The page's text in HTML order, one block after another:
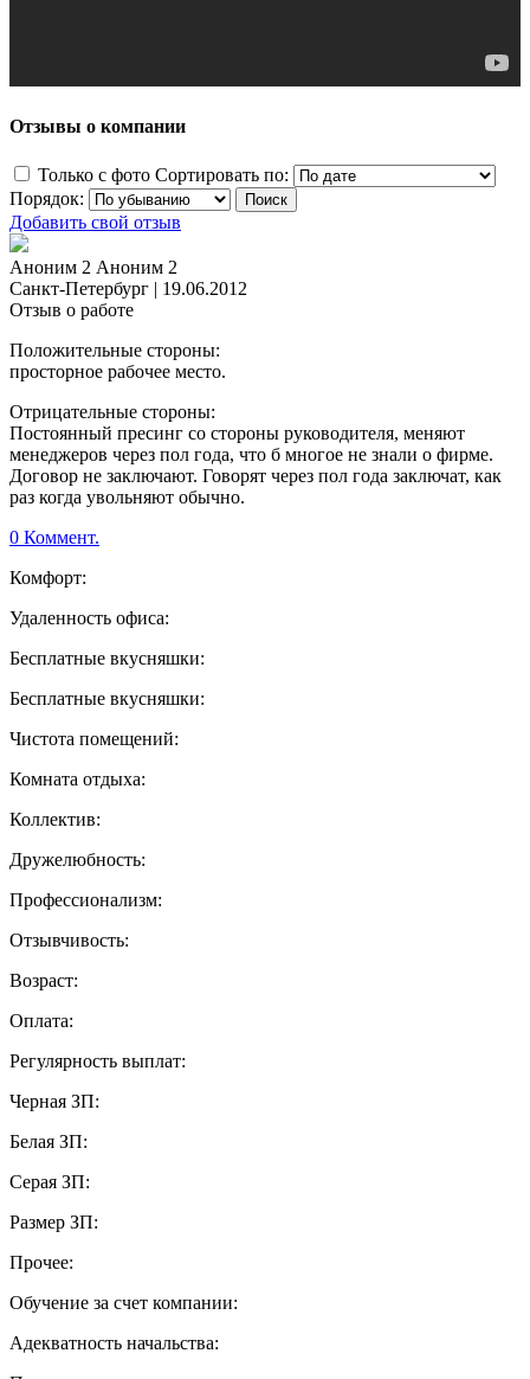
Отзывы о компании
Только с фото Сортировать по:
Порядок:
Добавить свой отзыв
Аноним 2 Аноним 2
Санкт-Петербург | 19.06.2012
Отзыв о работе
Положительные стороны:
просторное рабочее место.
Отрицательные стороны:
Постоянный пресинг со стороны руководителя, меняют
менеджеров через пол года, что б многое не знали о фирме.
Договор не заключают. Говорят через пол года заключат, как
раз когда увольняют обычно.
0 Коммент.
Комфорт:
Удаленность офиса:
Бесплатные вкусняшки:
Бесплатные вкусняшки:
Чистота помещений:
Комната отдыха:
Коллектив:
Дружелюбность:
Профессионализм:
Отзывчивость:
Возраст:
Оплата:
Регулярность выплат:
Черная ЗП:
Белая ЗП:
Серая ЗП:
Размер ЗП:
Прочее:
Обучение за счет компании:
Адекватность начальства: